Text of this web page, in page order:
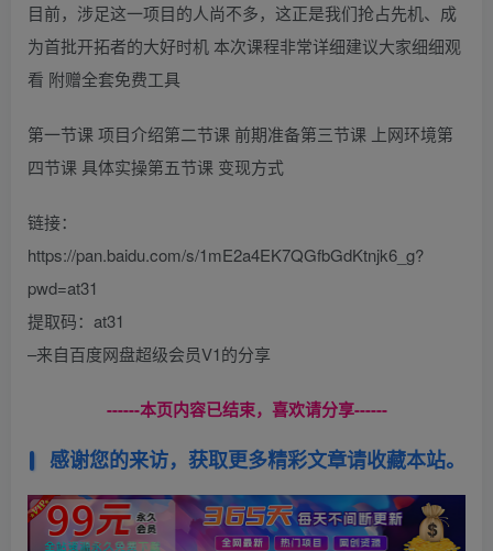
目前，涉足这一项目的人尚不多，这正是我们抢占先机、成
为首批开拓者的大好时机 本次课程非常详细建议大家细细观
看 附赠全套免费工具
第一节课 项目介绍第二节课 前期准备第三节课 上网环境第
四节课 具体实操第五节课 变现方式
链接：
https://pan.baidu.com/s/1mE2a4EK7QGfbGdKtnjk6_g?
pwd=at31
提取码：at31
–来自百度网盘超级会员V1的分享
------本页内容已结束，喜欢请分享------
感谢您的来访，获取更多精彩文章请收藏本站。